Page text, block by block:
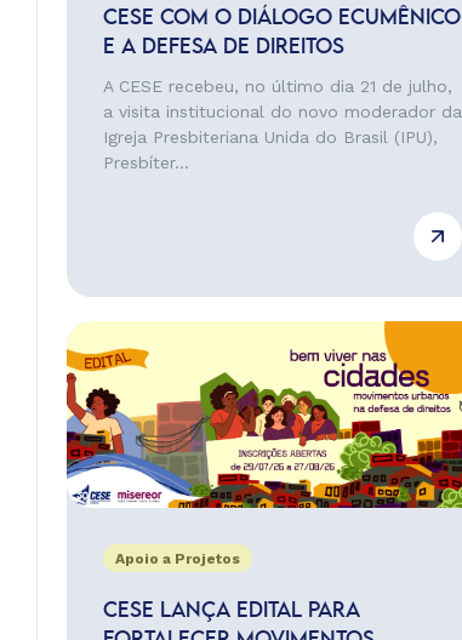
CESE COM O DIÁLOGO ECUMÊNICO
E A DEFESA DE DIREITOS
A CESE recebeu, no último dia 21 de julho,
a visita institucional do novo moderador da
Igreja Presbiteriana Unida do Brasil (IPU),
Presbíter...
Apoio a Projetos
CESE LANÇA EDITAL PARA